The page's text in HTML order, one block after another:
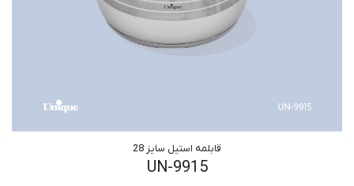
قابلمه استیل سایز 28
UN-9915